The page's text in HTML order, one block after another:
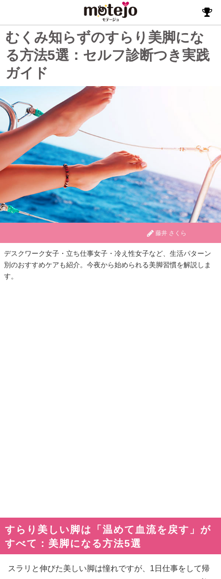
むくみ知らずのすらり美脚にな
る方法5選：セルフ診断つき実践
ガイド
藤井 さくら
デスクワーク女子・立ち仕事女子・冷え性女子など、生活パターン
別のおすすめケアも紹介。今夜から始められる美脚習慣を解説しま
す。
すらり美しい脚は「温めて血流を戻す」が
すべて：美脚になる方法5選
スラリと伸びた美しい脚は憧れですが、1日仕事をして帰